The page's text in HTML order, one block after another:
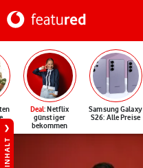
Deal: Netflix
günstiger
bekommen
Samsung Galaxy
S26: Alle Preise
INHALT